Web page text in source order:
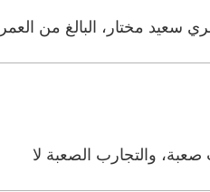
مختار، البالغ من العمر 56
والتجارب الصعبة لا